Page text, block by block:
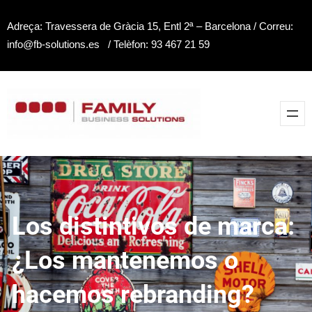
al
contenido
Adreça: Travessera de Gràcia 15, Entl 2ª – Barcelona / Correu:
info@fb-solutions.es / Telèfon: 93 467 21 59
Los distintivos de marca:
¿Los mantenemos o
hacemos rebranding?